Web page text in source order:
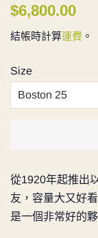
定
$6,800.00
結帳時計算運費 。
Size
從1920年起推出
友，容量大又好
是一個非常好的夥